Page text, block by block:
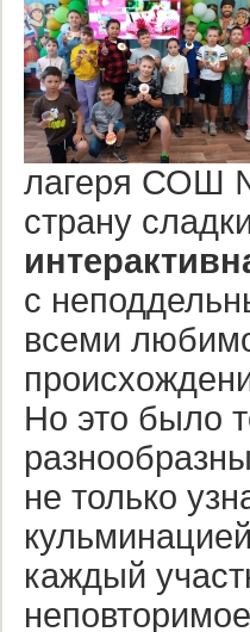
лагеря СОШ
страну
с
всеми
Но это было
не только
каждый